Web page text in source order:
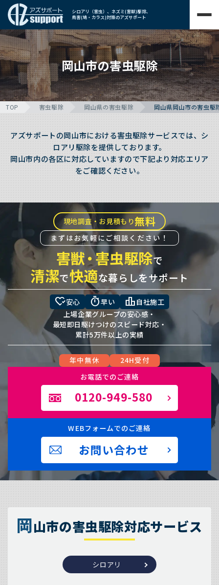
シロアリ（害虫）、ネズミ(害獣)駆除、
鳥害(鳩・カラス)対策のアズサポート
岡山市の害虫駆除
TOP 害虫駆除 岡山県の害虫駆除 岡山県岡山市の害虫駆
アズサポートの岡山市における害虫駆除サービスでは、シ
ロアリ駆除を提供しております。
岡山市内の各区に対応していますので下記より対応エリア
をご確認ください。
現地調査・お見積もり無料
まずはお気軽にご相談ください！
害獣・害虫駆除で
清潔で快適な暮らしをサポート
heart_check安心 timer早い leaderboard 自社施工
上場企業グループの安心感・
最短即日駆けつけのスピード対応・
累計5万件以上の実績
年中無休
24H受付
お電話でのご連絡
0120-949-580
WEBフォームでのご連絡
お問い合わせ
岡山市の害虫駆除対応サービス
シロアリ